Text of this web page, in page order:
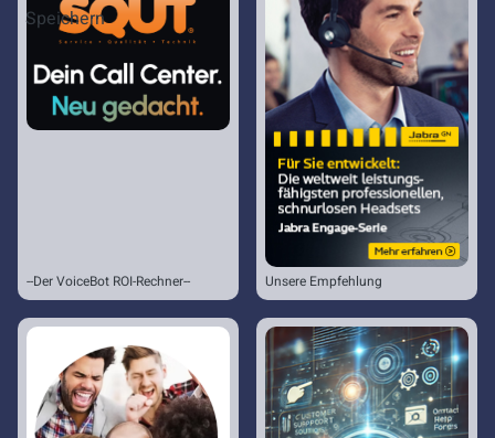
--Der VoiceBot ROI-Rechner-- Unsere Empfehlung
Speichern